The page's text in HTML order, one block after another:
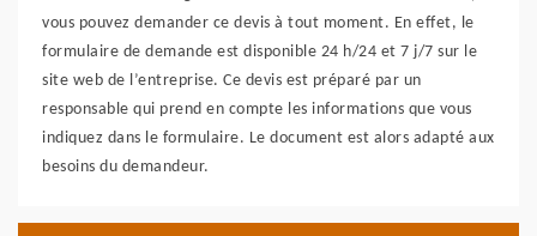
vous pouvez demander ce devis à tout moment. En effet, le
formulaire de demande est disponible 24 h/24 et 7 j/7 sur le
site web de l’entreprise. Ce devis est préparé par un
responsable qui prend en compte les informations que vous
indiquez dans le formulaire. Le document est alors adapté aux
besoins du demandeur.